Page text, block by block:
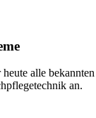
alle bekannten
an.